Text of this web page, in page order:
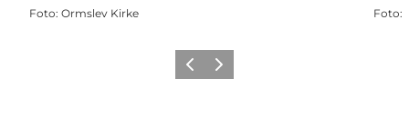
Foto: Ormslev Kirke Foto:
ForrigeNæste